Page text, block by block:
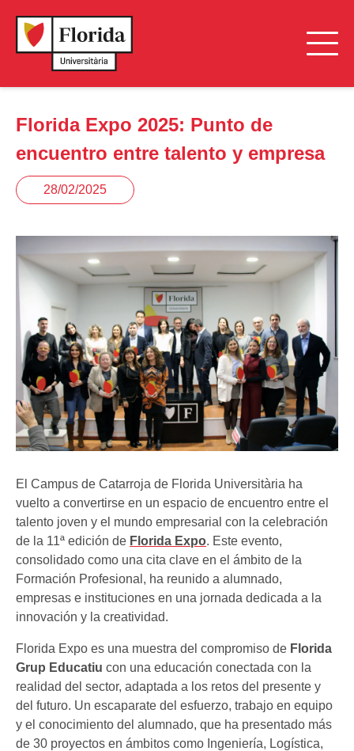
Florida Expo 2025: Punto de
encuentro entre talento y empresa
28/02/2025
El Campus de Catarroja de Florida Universitària ha
vuelto a convertirse en un espacio de encuentro entre el
talento joven y el mundo empresarial con la celebración
de la 11ª edición de Florida Expo. Este evento,
consolidado como una cita clave en el ámbito de la
Formación Profesional, ha reunido a alumnado,
empresas e instituciones en una jornada dedicada a la
innovación y la creatividad.
Florida Expo es una muestra del compromiso de Florida
Grup Educatiu con una educación conectada con la
realidad del sector, adaptada a los retos del presente y
del futuro. Un escaparate del esfuerzo, trabajo en equipo
y el conocimiento del alumnado, que ha presentado más
de 30 proyectos en ámbitos como Ingeniería, Logística,